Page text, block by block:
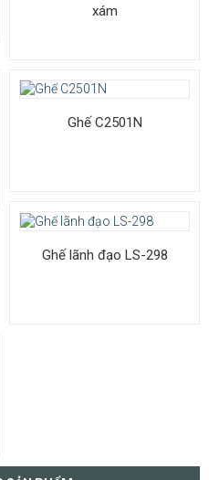
xám
Ghế C2501N
Ghế lãnh đạo LS-298